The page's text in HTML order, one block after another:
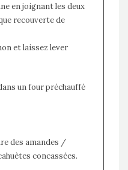
en joignant les deux
recouverte de
et laissez lever
un four préchauffé
des amandes /
concassées.